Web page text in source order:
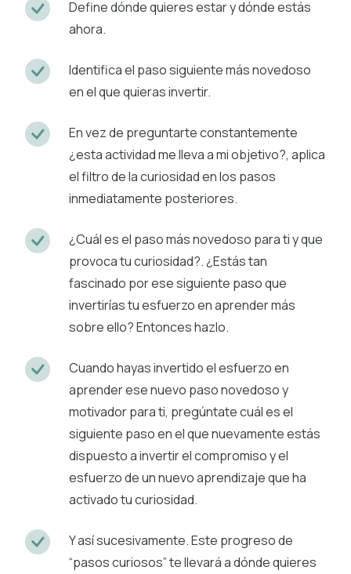
Define dónde quieres estar y dónde estás
ahora.
Identifica el paso siguiente más novedoso
en el que quieras invertir.
En vez de preguntarte constantemente
¿esta actividad me lleva a mi objetivo?, aplica
el filtro de la curiosidad en los pasos
inmediatamente posteriores.
¿Cuál es el paso más novedoso para ti y que
provoca tu curiosidad?. ¿Estás tan
fascinado por ese siguiente paso que
invertirías tu esfuerzo en aprender más
sobre ello? Entonces hazlo.
Cuando hayas invertido el esfuerzo en
aprender ese nuevo paso novedoso y
motivador para ti, pregúntate cuál es el
siguiente paso en el que nuevamente estás
dispuesto a invertir el compromiso y el
esfuerzo de un nuevo aprendizaje que ha
activado tu curiosidad.
Y así sucesivamente. Este progreso de
“pasos curiosos” te llevará a dónde quieres